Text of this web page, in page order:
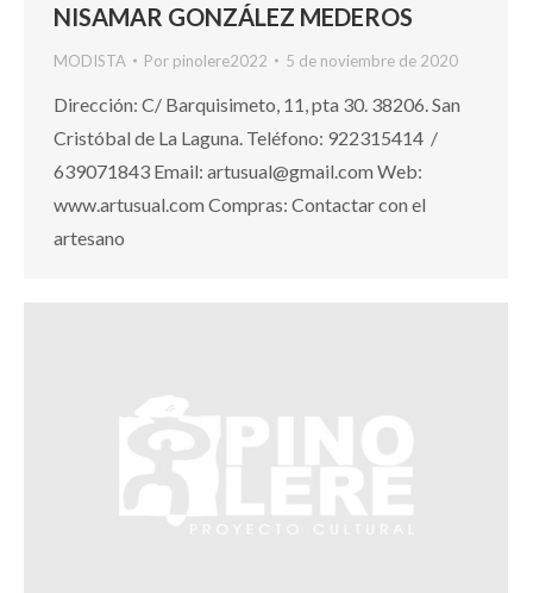
NISAMAR GONZÁLEZ MEDEROS
MODISTA Por pinolere2022 5 de noviembre de 2020
Dirección: C/ Barquisimeto, 11, pta 30. 38206. San
Cristóbal de La Laguna. Teléfono: 922315414 /
639071843 Email: artusual@gmail.com Web:
www.artusual.com Compras: Contactar con el
artesano